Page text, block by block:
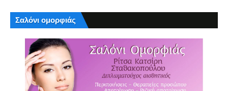
Σαλόνι ομορφιάς